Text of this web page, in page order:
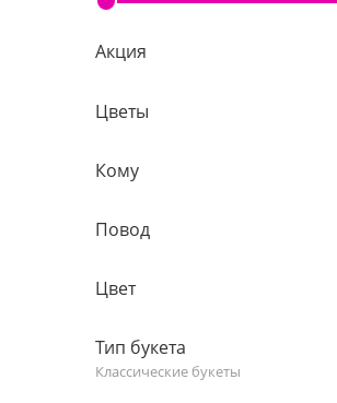
Акция
Цветы
Кому
Повод
Цвет
Тип букета
Классические букеты